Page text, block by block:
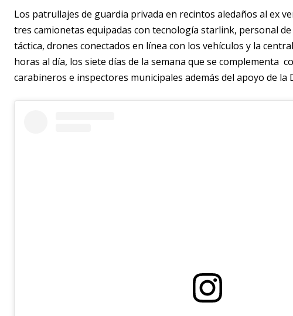
Los patrullajes de guardia privada en recintos aledaños al ex
tres camionetas equipadas con tecnología starlink, personal
táctica, drones conectados en línea con los vehículos y la
horas al día, los siete días de la semana que se complementa
carabineros e inspectores municipales además del apoyo de la